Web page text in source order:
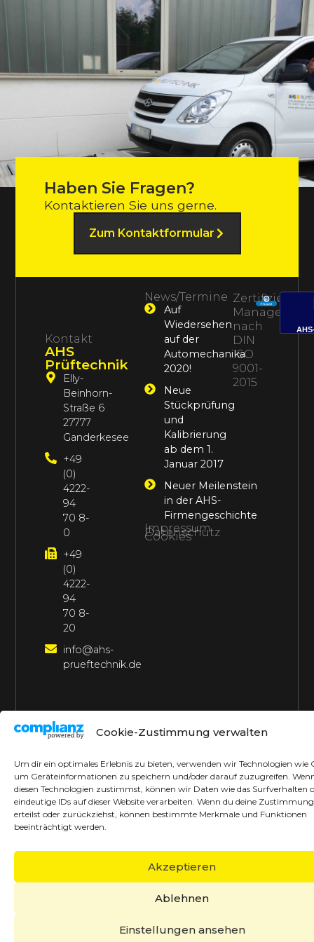
Cookie-Zustimmung verwalten
Um dir ein optimales Erlebnis zu bieten, verwenden wir Technologien wie
um Geräteinformationen zu speichern und/oder darauf zuzugreifen.
diesen Technologien zustimmst, können wir Daten wie das Surfverhalten
eindeutige IDs auf dieser Website verarbeiten. Wenn du deine
erteilst oder zurückziehst, können bestimmte Merkmale und Funktionen
beeinträchtigt werden.
Akzeptieren
Ablehnen
Einstellungen ansehen
Haben Sie Fragen?
Kontaktieren Sie uns gerne.
Zum Kontaktformular
News/Termine
Auf
Wiedersehen
auf der
Automechanika
2020!
Neue
Stückprüfung
und
Kalibrierung
ab dem 1.
Januar 2017
Neuer Meilenstein
in der AHS-
Firmengeschichte
Impressum
Datenschutz
Cookies
Kontakt
AHS
Prüftechnik
Elly-
Beinhorn-
Straße 6
27777
Ganderkesee
+49
(0)
4222-
94
70 8-
0
+49
(0)
4222-
94
70 8-
20
info@ahs-
prueftechnik.de
Zertifiziertes
nach
DIN
ISO
9001-
2015
©2026 AHS PrüftechnikAlle Rechte vorbehalten